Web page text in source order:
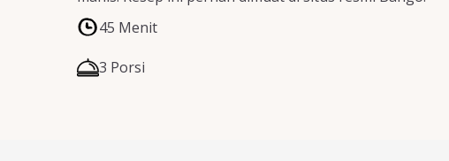
45 Menit
3 Porsi